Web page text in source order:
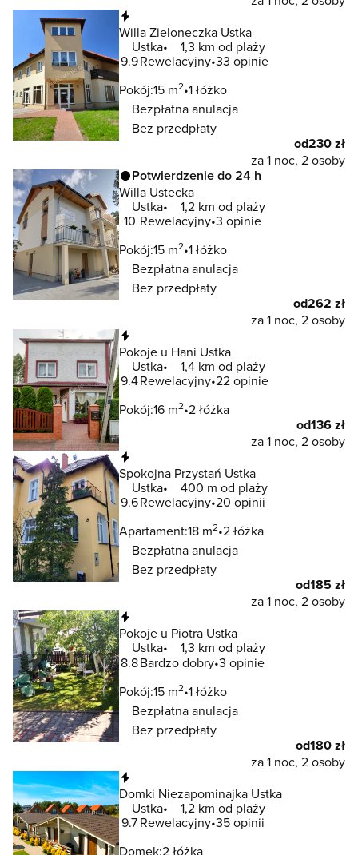
Willa Zieloneczka Ustka
Ustka
1,3 km od plaży
9.9Rewelacyjny 33 opinie
Pokój:15 m2 1 łóżko
Bezpłatna anulacja
Bez przedpłaty
od230 zł
za 1 noc, 2 osoby
Potwierdzenie do 24 h
Willa Ustecka
Ustka
1,2 km od plaży
10 Rewelacyjny 3 opinie
Pokój:15 m2 1 łóżko
Bezpłatna anulacja
Bez przedpłaty
od262 zł
za 1 noc, 2 osoby
Pokoje u Hani Ustka
Ustka
1,4 km od plaży
9.4Rewelacyjny 22 opinie
Pokój:16 m2 2 łóżka
od136 zł
za 1 noc, 2 osoby
Spokojna Przystań Ustka
Ustka
400 m od plaży
9.6Rewelacyjny 20 opinii
Apartament:18 m2 2 łóżka
Bezpłatna anulacja
Bez przedpłaty
od185 zł
za 1 noc, 2 osoby
Pokoje u Piotra Ustka
Ustka
1,3 km od plaży
8.8Bardzo dobry 3 opinie
Pokój:15 m2 1 łóżko
Bezpłatna anulacja
Bez przedpłaty
od180 zł
za 1 noc, 2 osoby
Domki Niezapominajka Ustka
Ustka
1,2 km od plaży
9.7Rewelacyjny 35 opinii
Domek:2 łóżka